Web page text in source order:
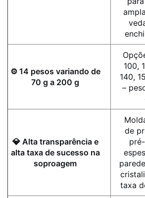
⚙️ 14 pesos variando de
70 g a 200 g
100,
140,
–
💎 Alta transparência e
alta taxa de sucesso na
soproagem
de
taxa